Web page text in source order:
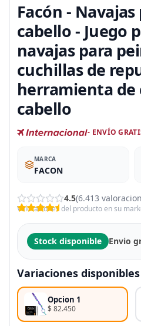
Facón -
cabello - Juego
navajas para
cuchillas de
herramienta de
cabello
- ENVÍO
MARCA
FACON
4.5(6.413
Valoraciones del producto en su
Stock disponible Envio
Variaciones disponibles
Opcion 1
$ 82.450